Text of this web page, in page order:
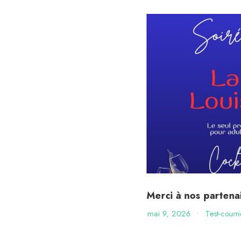
Merci à nos
mai 9, 2026 • Test-